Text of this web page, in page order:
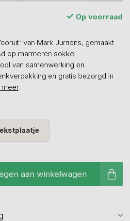
Op voorraad
van Mark Jurriens, gemaakt
op marmeren sokkel
van samenwerking en
en gratis bezorgd in
.
aan winkelwagen